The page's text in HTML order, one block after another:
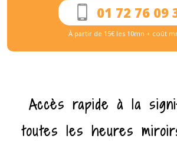
01 72 76 09
À partir de 15€ les 10mn + coût
Accès rapide à la
toutes les heures